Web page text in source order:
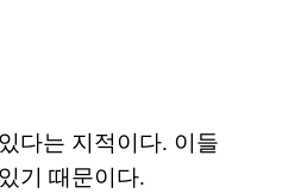
다는 지적이다. 이들
기 때문이다.